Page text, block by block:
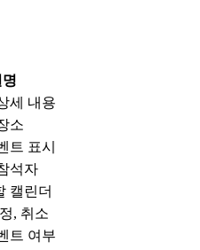
세 내용
소
트 표시
석자
캘린더
, 취소
트 여부